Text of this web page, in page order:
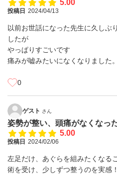
5.00
投稿日 2024/04/13
以前お世話になった先生に久しぶ
したが
やっぱりすごいです
痛みが嘘みたいになくなりました。
0
ゲスト さん
姿勢が整い、頭痛がなくなっ
5.00
投稿日 2024/02/06
左足だけ、あぐらを組みたくなる
術を受け、少しずつ整うのを実感